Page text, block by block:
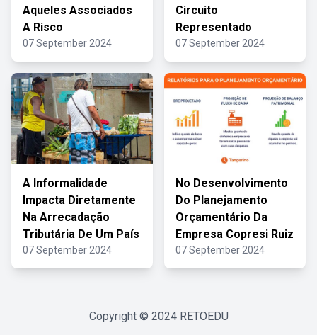
Aqueles Associados
A Risco
07 September 2024
Circuito
Representado
07 September 2024
A Informalidade
Impacta Diretamente
Na Arrecadação
Tributária De Um País
07 September 2024
No Desenvolvimento
Do Planejamento
Orçamentário Da
Empresa Copresi Ruiz
07 September 2024
Copyright © 2024 RETOEDU